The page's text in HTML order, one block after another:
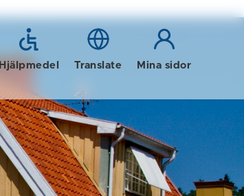
Hjälpmedel Translate Mina sidor